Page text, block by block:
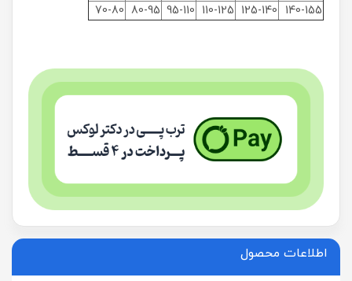
140-155
125-140
110-125
95-110
80-95
70-80
اطلاعات محصول